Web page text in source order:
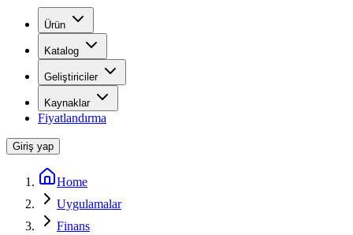
Ürün
Katalog
Geliştiriciler
Kaynaklar
Fiyatlandırma
Giriş yap
Home
Uygulamalar
Finans